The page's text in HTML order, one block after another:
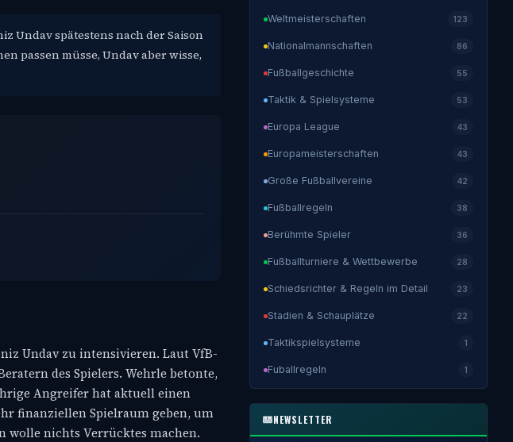
Undav spätestens nach der Saison
passen müsse, Undav aber wisse,
Undav zu intensivieren. Laut VfB-
des Spielers. Wehrle betonte,
Angreifer hat aktuell einen
finanziellen Spielraum geben, um
wolle nichts Verrücktes machen.
Weltmeisterschaften 123
Nationalmannschaften 86
Fußballgeschichte 55
Taktik & Spielsysteme 53
Europa League 43
Europameisterschaften 43
Große Fußballvereine 42
Fußballregeln 38
Berühmte Spieler 36
Fußballturniere & Wettbewerbe 28
Schiedsrichter & Regeln im Detail 23
Stadien & Schauplätze 22
Taktikspielsysteme 1
Fuballregeln 1
NEWSLETTER